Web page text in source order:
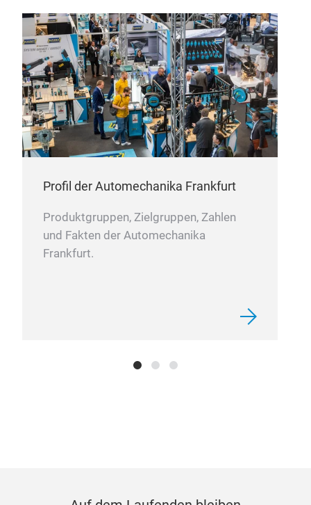
Profil der Automechanika Frankfurt
Produktgruppen, Zielgruppen, Zahlen
und Fakten der Automechanika
Frankfurt.